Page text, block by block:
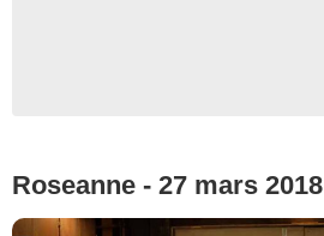
Roseanne - 27 mars 2018